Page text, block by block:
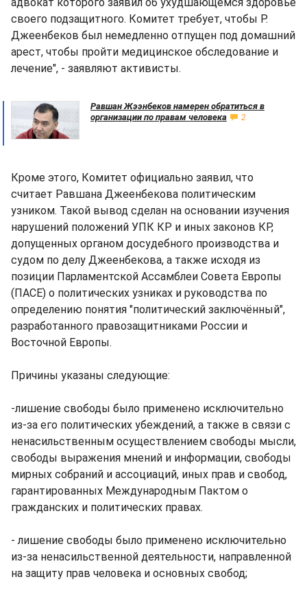
своего подзащитного. Комитет требует, чтобы Р.
Джеенбеков был немедленно отпущен под домашний
арест, чтобы пройти медицинское обследование и
лечение", - заявляют активисты.
Равшан Жээнбеков намерен обратиться в
организации по правам человека
2
Кроме этого, Комитет официально заявил, что
считает Равшана Джеенбекова политическим
узником. Такой вывод сделан на основании изучения
нарушений положений УПК КР и иных законов КР,
допущенных органом досудебного производства и
судом по делу Джеенбекова, а также исходя из
позиции Парламентской Ассамблеи Совета Европы
(ПАСЕ) о политических узниках и руководства по
определению понятия "политический заключённый",
разработанного правозащитниками России и
Восточной Европы.
Причины указаны следующие:
-лишение свободы было применено исключительно
из-за его политических убеждений, а также в связи с
ненасильственным осуществлением свободы мысли,
свободы выражения мнений и информации, свободы
мирных собраний и ассоциаций, иных прав и свобод,
гарантированных Международным Пактом о
гражданских и политических правах.
- лишение свободы было применено исключительно
из-за ненасильственной деятельности, направленной
на защиту прав человека и основных свобод;